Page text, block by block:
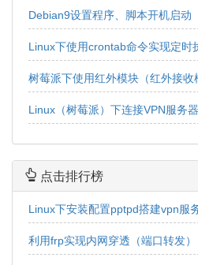
Debian9设置程序、脚本开机启动
Linux下使用crontab命令实现定时
Linux（树莓派）下连接VPN服务器
点击排行榜
利用frp实现内网穿透（端口转发）